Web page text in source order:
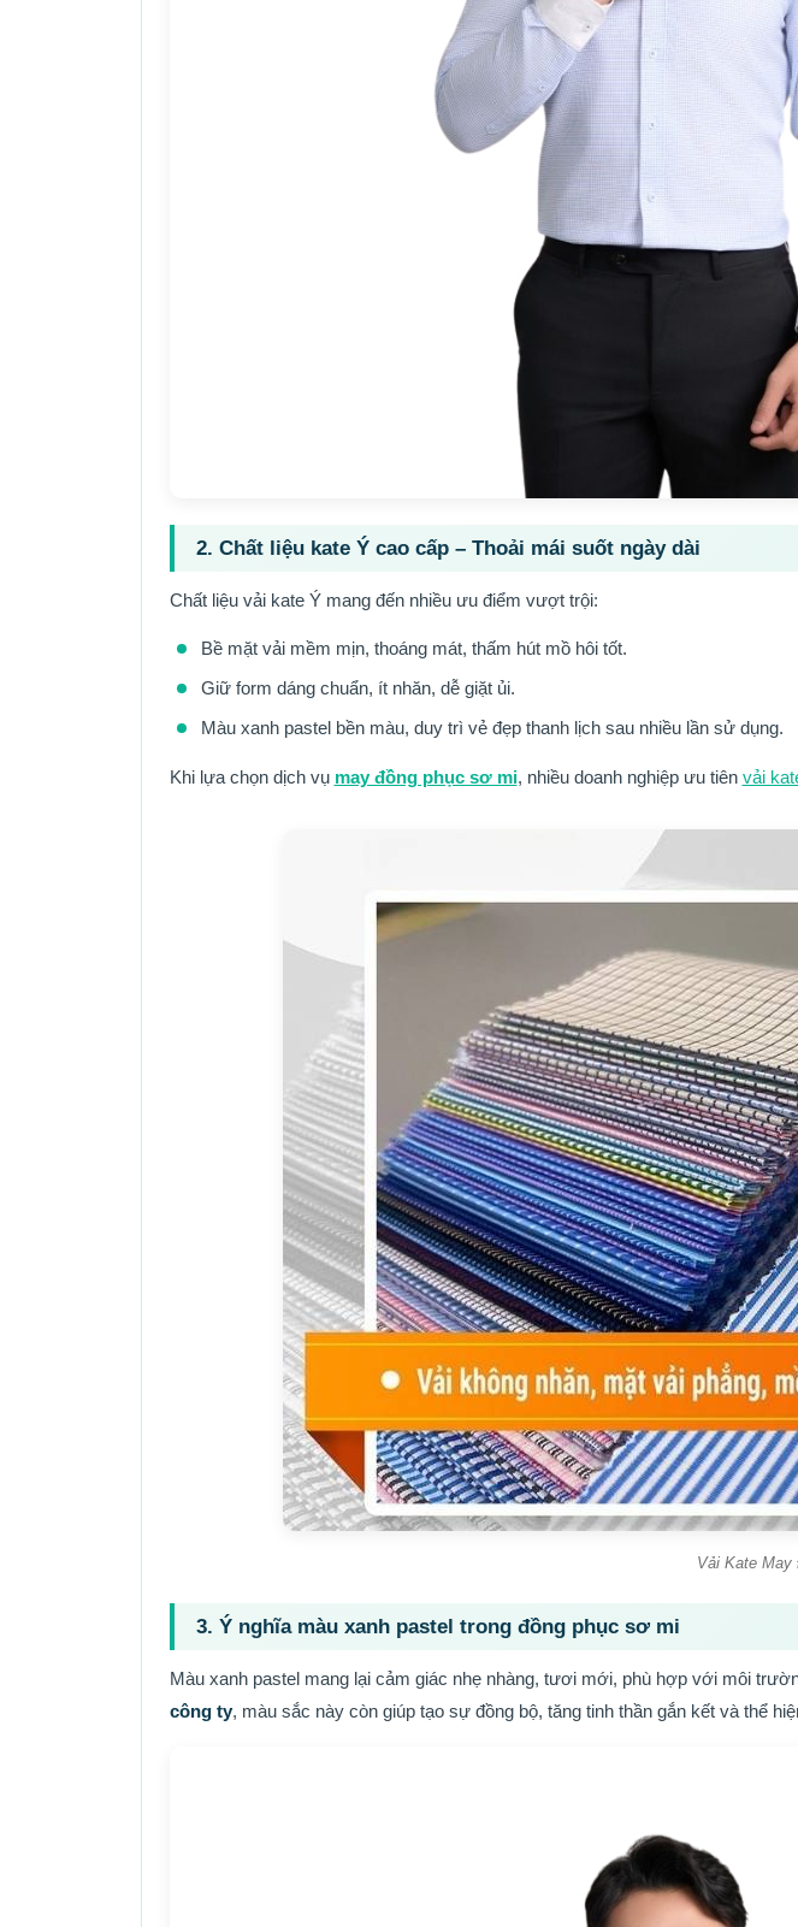
2. Chất liệu kate Ý cao cấp – Thoải mái suốt ngày dài
Chất liệu vải kate Ý mang đến nhiều ưu điểm vượt trội:
Bề mặt vải mềm mịn, thoáng mát, thấm hút mồ hôi tốt.
Giữ form dáng chuẩn, ít nhăn, dễ giặt ủi.
Màu xanh pastel bền màu, duy trì vẻ đẹp thanh lịch sau nhiều lần sử dụng.
Khi lựa chọn dịch vụ may đồng phục sơ mi, nhiều doanh nghiệp ưu tiên vải
Vải Kate
3. Ý nghĩa màu xanh pastel trong đồng phục sơ mi
Màu xanh pastel mang lại cảm giác nhẹ nhàng, tươi mới, phù hợp với môi
công ty, màu sắc này còn giúp tạo sự đồng bộ, tăng tinh thần gắn kết và thể